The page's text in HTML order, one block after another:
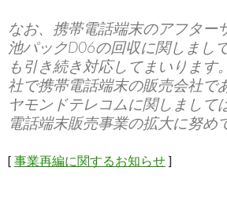
なお、携帯電話端末のアフター
池パックD06の回収に関しまし
も引き続き対応してまいります
社で携帯電話端末の販売会社で
ヤモンドテレコムに関しまして
電話端末販売事業の拡大に努め
[ 事業再編に関するお知らせ ]